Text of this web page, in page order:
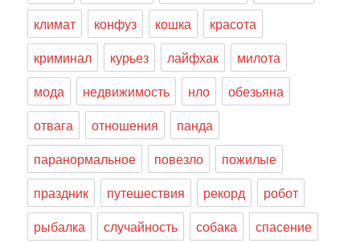
климат конфуз кошка
красота
криминал
курьез лайфхак
милота
мода
недвижимость нло
обезьяна
отвага
отношения
панда
паранормальное
повезло
пожилые
праздник
путешествия рекорд
робот
рыбалка
случайность собака
спасение